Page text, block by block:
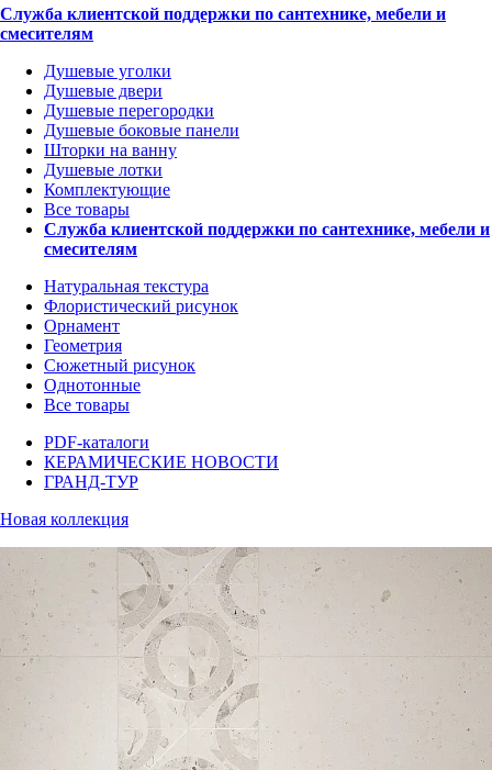
Служба клиентской поддержки по сантехнике, мебели и
смесителям
Душевые уголки
Душевые двери
Душевые перегородки
Душевые боковые панели
Шторки на ванну
Душевые лотки
Комплектующие
Все товары
Служба клиентской поддержки по сантехнике, мебели и
смесителям
Натуральная текстура
Флористический рисунок
Орнамент
Геометрия
Сюжетный рисунок
Однотонные
Все товары
PDF-каталоги
КЕРАМИЧЕСКИЕ НОВОСТИ
ГРАНД-ТУР
Новая коллекция